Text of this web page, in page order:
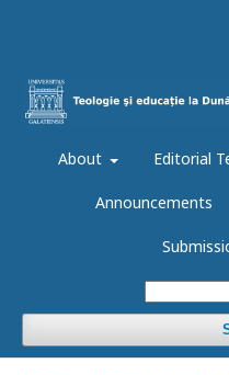
About Editorial
Announcements